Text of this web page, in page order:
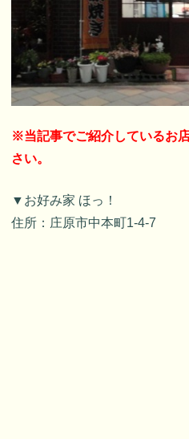
※当記事でご紹介しているお
さい。
▼お好み家 ほっ！
住所：庄原市中本町1-4-7